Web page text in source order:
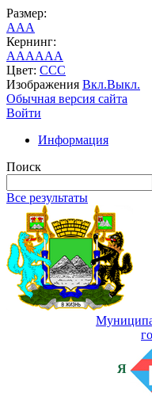
Размер:
AAA
Кернинг:
AAAAAA
Цвет: CCC
Изображения Вкл.Выкл.
Обычная версия сайта
Войти
Информация
Поиск
Все результаты
Я